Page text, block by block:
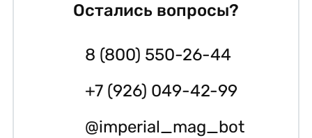
Остались вопросы?
8 (800) 550-26-44
+7 (926) 049-42-99
@imperial_mag_bot